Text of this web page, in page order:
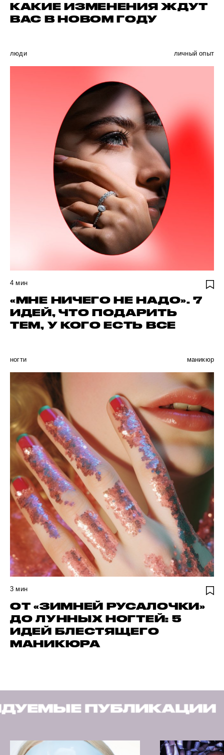
КАКИЕ ИЗМЕНЕНИЯ ЖДУТ
ВАС В НОВОМ ГОДУ
люди личный опыт
4 мин
«МНЕ НИЧЕГО НЕ НАДО». 7
ИДЕЙ, ЧТО ПОДАРИТЬ
ТЕМ, У КОГО ЕСТЬ ВСЕ
ногти маникюр
3 мин
ОТ «ЗИМНЕЙ РУСАЛОЧКИ»
ДО ЛУННЫХ НОГТЕЙ: 5
ИДЕЙ БЛЕСТЯЩЕГО
МАНИКЮРА